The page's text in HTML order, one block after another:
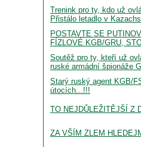
Trenink pro ty, kdo už
Přistálo letadlo v
POSTAVTE SE
FÍZLOVÉ KGB/GRU,
Soutěž pro ty, kteří už
ruské armádní špionáže
Starý ruský agent KGB/
útocích...!!!
TO NEJDŮLEŽITĚJŠÍ Z
ZA VŠÍM ZLEM